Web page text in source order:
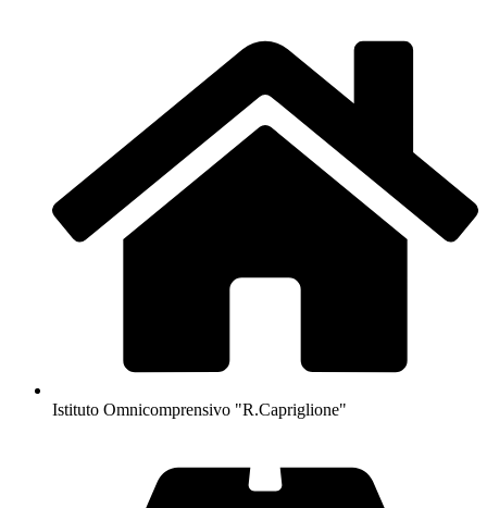
Istituto Omnicomprensivo "R.Capriglione"